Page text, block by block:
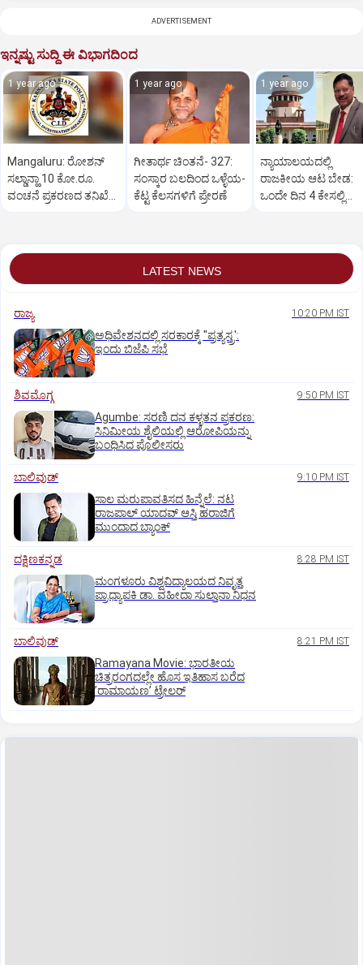
ADVERTISEMENT
ಇನ್ನಷ್ಟು ಸುದ್ದಿ ಈ ವಿಭಾಗದಿಂದ
1 year ago
Mangaluru: ರೋಶನ್‌
ಸಲ್ಡಾನ್ಹಾ 10 ಕೋ.ರೂ.
ವಂಚನೆ ಪ್ರಕರಣದ ತನಿಖೆ
1 year ago
ಗೀತಾರ್ಥ ಚಿಂತನೆ- 327:
ಸಂಸ್ಕಾರ ಬಲದಿಂದ ಒಳ್ಳೆಯ-
ಕೆಟ್ಟ ಕೆಲಸಗಳಿಗೆ ಪ್ರೇರಣೆ
1 year ago
ನ್ಯಾಯಾಲಯದಲ್ಲಿ
ರಾಜಕೀಯ ಆಟ ಬೇಡ:
ಒಂದೇ ದಿನ 4 ಕೇಸಲ್ಲಿ
LATEST NEWS
ರಾಜ್ಯ 10:20 PM IST
ಅಧಿವೇಶನದಲ್ಲಿ ಸರಕಾರಕ್ಕೆ "ಪ್ರತ್ಯಸ್ತ್ರ':
ಇಂದು ಬಿಜೆಪಿ ಸಭೆ
ಶಿವಮೊಗ್ಗ 9:50 PM IST
Agumbe: ಸರಣಿ ದನ ಕಳ್ಳತನ ಪ್ರಕರಣ:
ಸಿನಿಮೀಯ ಶೈಲಿಯಲ್ಲಿ ಆರೋಪಿಯನ್ನು
ಬಂಧಿಸಿದ ಪೊಲೀಸರು
ಬಾಲಿವುಡ್‌ 9:10 PM IST
ಸಾಲ ಮರುಪಾವತಿಸದ ಹಿನ್ನೆಲೆ: ನಟ
ರಾಜಪಾಲ್ ಯಾದವ್‌ ಆಸ್ತಿ ಹರಾಜಿಗೆ
ಮುಂದಾದ ಬ್ಯಾಂಕ್
ದಕ್ಷಿಣಕನ್ನಡ 8:28 PM IST
ಮಂಗಳೂರು ವಿಶ್ವವಿದ್ಯಾಲಯದ ನಿವೃತ್ತ
ಪ್ರಾಧ್ಯಾಪಕಿ ಡಾ. ವಹೀದಾ ಸುಲ್ತಾನಾ ನಿಧನ
ಬಾಲಿವುಡ್‌ 8:21 PM IST
Ramayana Movie: ಭಾರತೀಯ
ಚಿತ್ರರಂಗದಲ್ಲೇ ಹೊಸ ಇತಿಹಾಸ ಬರೆದ
ʼರಾಮಾಯಣʼ ಟ್ರೇಲರ್